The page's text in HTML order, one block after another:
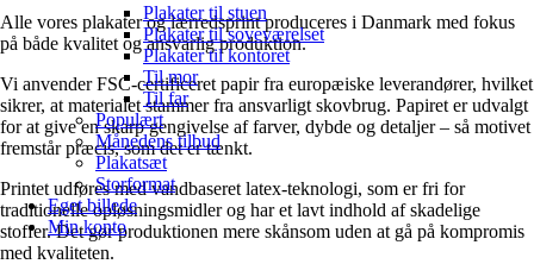
Plakater til stuen
Plakater til soveværelset
Plakater til kontoret
Til mor
Til far
Populært
Månedens tilbud
Plakatsæt
Storformat
Eget billede
Min konto
Alle vores plakater og lærredsprint produceres i Danmark med fokus
på både kvalitet og ansvarlig produktion.
Vi anvender FSC-certificeret papir fra europæiske leverandører, hvilket
sikrer, at materialet stammer fra ansvarligt skovbrug. Papiret er udvalgt
for at give en skarp gengivelse af farver, dybde og detaljer – så motivet
fremstår præcis, som det er tænkt.
Printet udføres med vandbaseret latex-teknologi, som er fri for
traditionelle opløsningsmidler og har et lavt indhold af skadelige
stoffer. Det gør produktionen mere skånsom uden at gå på kompromis
med kvaliteten.